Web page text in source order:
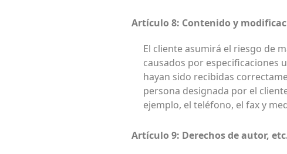
Artículo 8: Contenido y
El cliente asumirá el riesgo de
causados por especificaciones
hayan sido recibidas
persona designada por el
ejemplo, el teléfono, el fax y
Artículo 9: Derechos de autor,